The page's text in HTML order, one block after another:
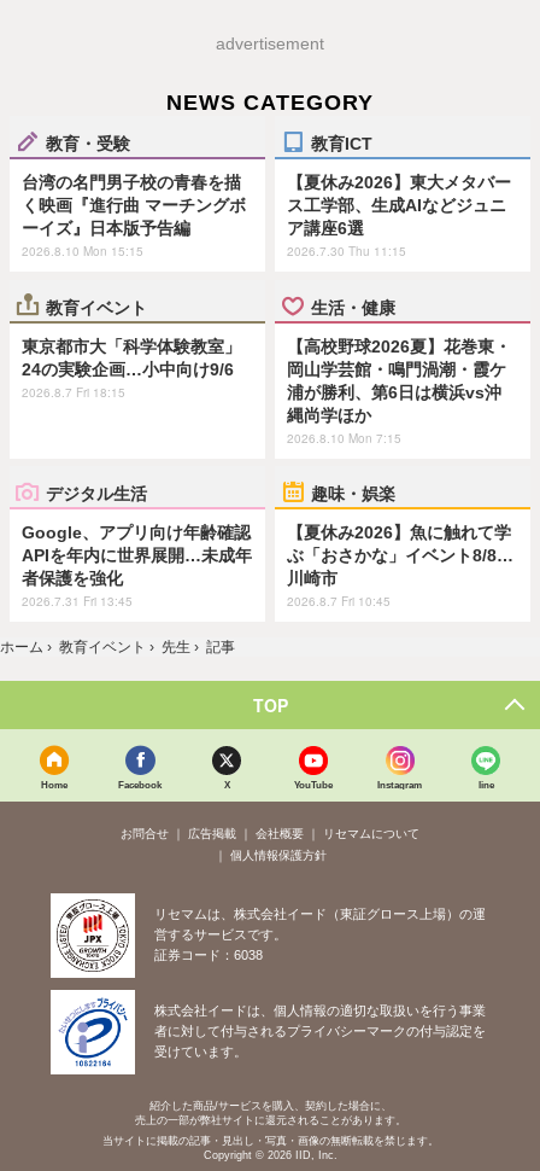
advertisement
NEWS CATEGORY
教育・受験
台湾の名門男子校の青春を描
く映画『進行曲 マーチングボ
ーイズ』日本版予告編
2026.8.10 Mon 15:15
教育ICT
【夏休み2026】東大メタバー
ス工学部、生成AIなどジュニ
ア講座6選
2026.7.30 Thu 11:15
教育イベント
東京都市大「科学体験教室」
24の実験企画…小中向け9/6
2026.8.7 Fri 18:15
生活・健康
【高校野球2026夏】花巻東・
岡山学芸館・鳴門渦潮・霞ケ
浦が勝利、第6日は横浜vs沖
縄尚学ほか
2026.8.10 Mon 7:15
デジタル生活
Google、アプリ向け年齢確認
APIを年内に世界展開…未成年
者保護を強化
2026.7.31 Fri 13:45
趣味・娯楽
【夏休み2026】魚に触れて学
ぶ「おさかな」イベント8/8…
川崎市
2026.8.7 Fri 10:45
ホーム › 教育イベント › 先生 › 記事
TOP
Home Facebook X YouTube Instagram line
お問合せ 広告掲載 会社概要
リセマムについて
個人情報保護方針
リセマムは、株式会社イード（東証グロース上場）の運
営するサービスです。
証券コード：6038
株式会社イードは、個人情報の適切な取扱いを行う事業
者に対して付与されるプライバシーマークの付与認定を
受けています。
紹介した商品/サービスを購入、契約した場合に、
売上の一部が弊社サイトに還元されることがあります。
当サイトに掲載の記事・見出し・写真・画像の無断転載を禁じます。
Copyright © 2026 IID, Inc.